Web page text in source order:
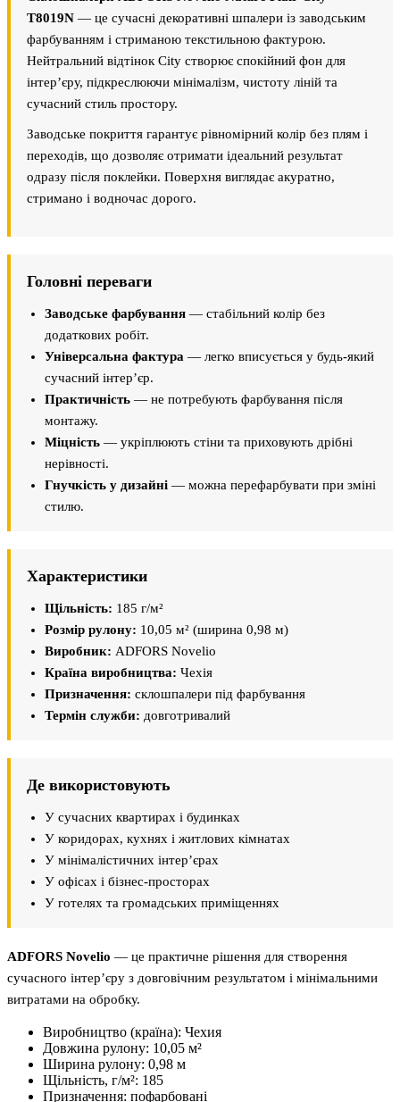
T8019N — це сучасні декоративні шпалери із заводським
фарбуванням і стриманою текстильною фактурою.
Нейтральний відтінок City створює спокійний фон для
інтер’єру, підкреслюючи мінімалізм, чистоту ліній та
сучасний стиль простору.
Заводське покриття гарантує рівномірний колір без плям і
переходів, що дозволяє отримати ідеальний результат
одразу після поклейки. Поверхня виглядає акуратно,
стримано і водночас дорого.
Головні переваги
Заводське фарбування — стабільний колір без
додаткових робіт.
Універсальна фактура — легко вписується у будь-який
сучасний інтер’єр.
Практичність — не потребують фарбування після
монтажу.
Міцність — укріплюють стіни та приховують дрібні
нерівності.
Гнучкість у дизайні — можна перефарбувати при зміні
стилю.
Характеристики
Щільність: 185 г/м²
Розмір рулону: 10,05 м² (ширина 0,98 м)
Виробник: ADFORS Novelio
Країна виробництва: Чехія
Призначення: склошпалери під фарбування
Термін служби: довготривалий
Де використовують
У сучасних квартирах і будинках
У коридорах, кухнях і житлових кімнатах
У мінімалістичних інтер’єрах
У офісах і бізнес-просторах
У готелях та громадських приміщеннях
ADFORS Novelio — це практичне рішення для створення
сучасного інтер’єру з довговічним результатом і мінімальними
витратами на обробку.
Виробництво (країна): Чехия
Довжина рулону: 10,05 м²
Ширина рулону: 0,98 м
Щільність, г/м²: 185
Призначення: пофарбовані